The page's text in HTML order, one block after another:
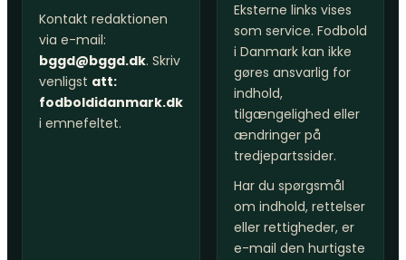
Kontakt redaktionen
via e-mail:
bggd@bggd.dk. Skriv
venligst att:
fodboldidanmark.dk
i emnefeltet.
Eksterne links vises
som service. Fodbold
i Danmark kan ikke
gøres ansvarlig for
indhold,
tilgængelighed eller
ændringer på
tredjepartssider.
Har du spørgsmål
om indhold, rettelser
eller rettigheder, er
e-mail den hurtigste